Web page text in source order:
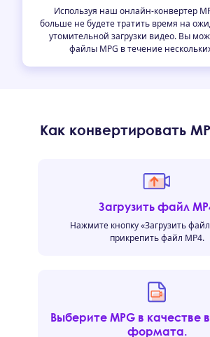
Используя наш онлайн-конвертер
больше не будете тратить время на
утомительной загрузки видео. Вы
файлы MPG в течение
Как конвертировать
Загрузить файл
Нажмите кнопку «Загрузить
прикрепить файл MP4.
Выберите MPG в качестве
формата.